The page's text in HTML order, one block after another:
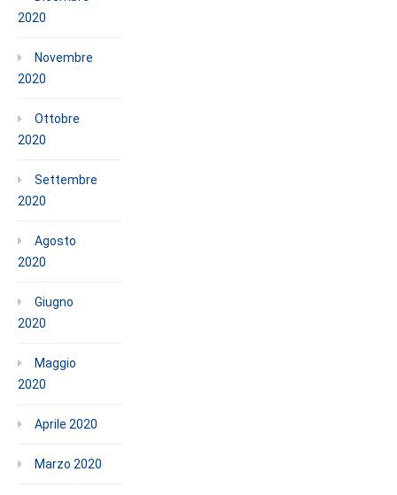
2020
Novembre
2020
Ottobre
2020
Settembre
2020
Agosto
2020
Giugno
2020
Maggio
2020
Aprile 2020
Marzo 2020